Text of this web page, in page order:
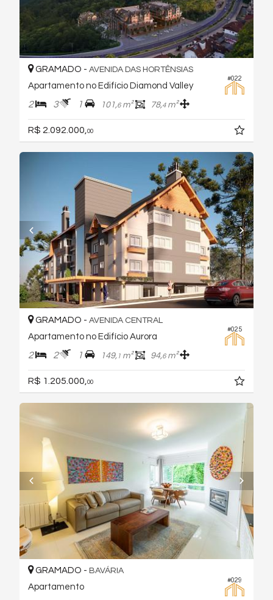
#022
GRAMADO - AVENIDA DAS HORTÊNSIAS
Apartamento no Edifício Diamond Valley
2 3 1 101,6m² 78,4m²
R$ 2.092.000,00
#025
GRAMADO - AVENIDA CENTRAL
Apartamento no Edifício Aurora
2 2 1 149, 1 m² 94,6m²
R$ 1.205.000, 00
#029
GRAMADO - BAVÁRIA
Apartamento